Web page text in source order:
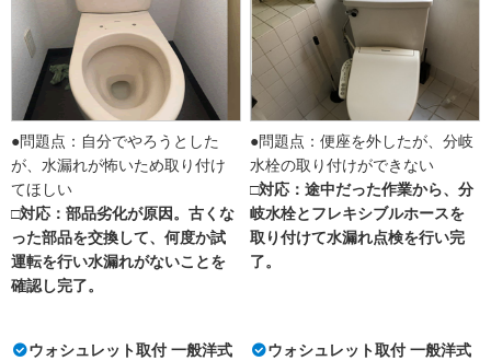
●問題点：自分でやろうとした
が、水漏れが怖いため取り付け
てほしい
□対応：部品劣化が原因。古くな
った部品を交換して、何度か試
運転を行い水漏れがないことを
確認し完了。
●問題点：便座を外したが、分岐
水栓の取り付けができない
□対応：途中だった作業から、分
岐水栓とフレキシブルホースを
取り付けて水漏れ点検を行い完
了。
ウォシュレット取付 一般洋式
ウォシュレット取付 一般洋式